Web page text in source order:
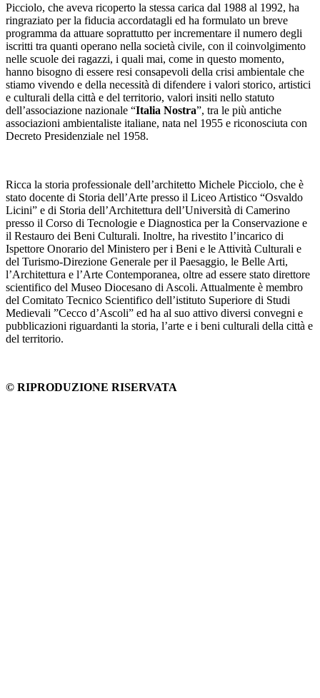
Picciolo, che aveva ricoperto la stessa carica dal 1988 al 1992, ha
ringraziato per la fiducia accordatagli ed ha formulato un breve
programma da attuare soprattutto per incrementare il numero degli
iscritti tra quanti operano nella società civile, con il coinvolgimento
nelle scuole dei ragazzi, i quali mai, come in questo momento,
hanno bisogno di essere resi consapevoli della crisi ambientale che
stiamo vivendo e della necessità di difendere i valori storico, artistici
e culturali della città e del territorio, valori insiti nello statuto
dell’associazione nazionale “Italia Nostra”, tra le più antiche
associazioni ambientaliste italiane, nata nel 1955 e riconosciuta con
Decreto Presidenziale nel 1958.
Ricca la storia professionale dell’architetto Michele Picciolo, che è
stato docente di Storia dell’Arte presso il Liceo Artistico “Osvaldo
Licini” e di Storia dell’Architettura dell’Università di Camerino
presso il Corso di Tecnologie e Diagnostica per la Conservazione e
il Restauro dei Beni Culturali. Inoltre, ha rivestito l’incarico di
Ispettore Onorario del Ministero per i Beni e le Attività Culturali e
del Turismo-Direzione Generale per il Paesaggio, le Belle Arti,
l’Architettura e l’Arte Contemporanea, oltre ad essere stato direttore
scientifico del Museo Diocesano di Ascoli. Attualmente è membro
del Comitato Tecnico Scientifico dell’istituto Superiore di Studi
Medievali ”Cecco d’Ascoli” ed ha al suo attivo diversi convegni e
pubblicazioni riguardanti la storia, l’arte e i beni culturali della città e
del territorio.
© RIPRODUZIONE RISERVATA